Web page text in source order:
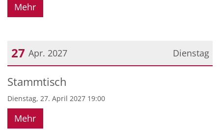
Mehr
Dienstag
27 Apr. 2027
Datum: 27. April 2027
Stammtisch
Dienstag, 27. April 2027 19:00
Mehr